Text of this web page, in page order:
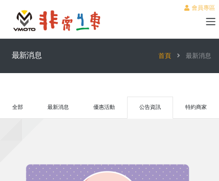
會員專區
最新消息 首頁 最新消息
全部 最新消息 優惠活動 公告資訊 特約商家